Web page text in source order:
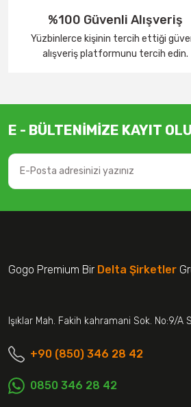
%100 Güvenli Alışveriş
Yüzbinlerce kişinin tercih ettiği
alışveriş platformunu tercih edin.
E - BÜLTENİMİZE KAYIT
Gogo Premium Bir Delta Şirketler
Işıklar Mah. Fakih kahramani Sok. No:9/A
+90 (850) 346 28 42
0850 346 28 42